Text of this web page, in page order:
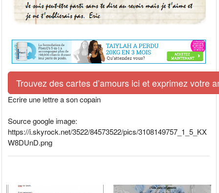
Trouvez des cartes d’amours ici et exprimez votre
Ecrire une lettre a son copain
Source google image:
https://i.skyrock.net/3522/84573522/pics/3108149757_1_5_KX
W8DUnD.png